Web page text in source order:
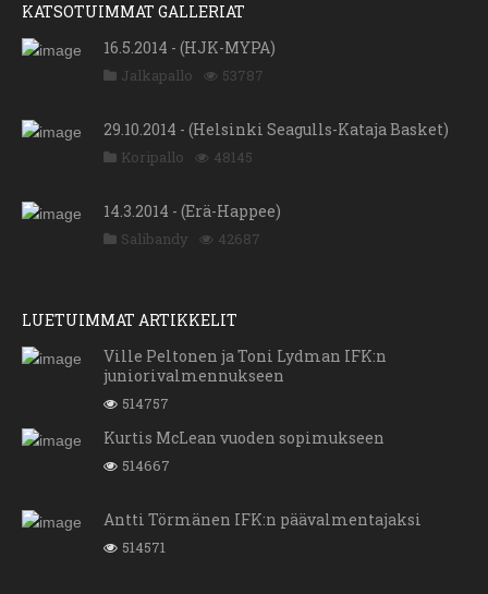
KATSOTUIMMAT GALLERIAT
16.5.2014 - (HJK-MYPA)
Jalkapallo 53787
29.10.2014 - (Helsinki Seagulls-Kataja Basket)
Koripallo 48145
14.3.2014 - (Erä-Happee)
Salibandy 42687
LUETUIMMAT ARTIKKELIT
Ville Peltonen ja Toni Lydman IFK:n
juniorivalmennukseen
514757
Kurtis McLean vuoden sopimukseen
514667
Antti Törmänen IFK:n päävalmentajaksi
514571